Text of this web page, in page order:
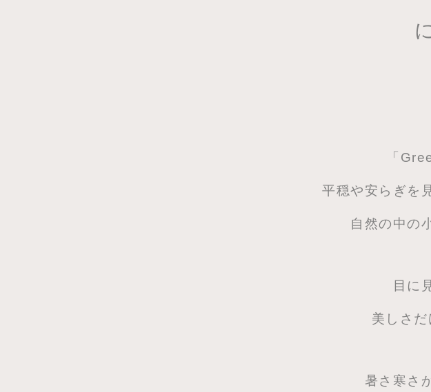
「
平穏や安らぎを
自然の中の
目に
美しさだ
暑さ寒さ